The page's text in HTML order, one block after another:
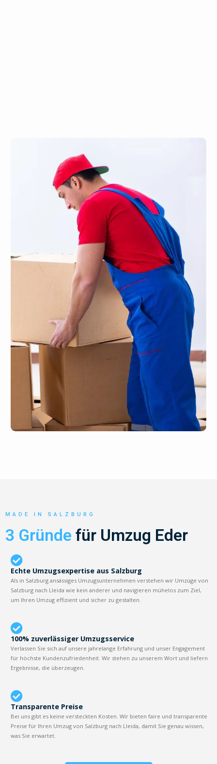
MADE IN SALZBURG
3 Gründe für Umzug Eder
Echte Umzugsexpertise aus Salzburg
Als in Salzburg ansässiges Umzugsunternehmen verstehen wir Umzüge von
Salzburg nach Lleida wie kein anderer und navigieren mühelos zum Ziel,
um Ihren Umzug effizient und sicher zu gestalten.
100% zuverlässiger Umzugsservice
Verlassen Sie sich auf unsere jahrelange Erfahrung und unser Engagement
für höchste Kundenzufriedenheit. Wir stehen zu unserem Wort und liefern
Ergebnisse, die überzeugen.
Transparente Preise
Bei uns gibt es keine versteckten Kosten. Wir bieten faire und transparente
Preise für Ihren Umzug von Salzburg nach Lleida, damit Sie genau wissen,
was Sie erwartet.